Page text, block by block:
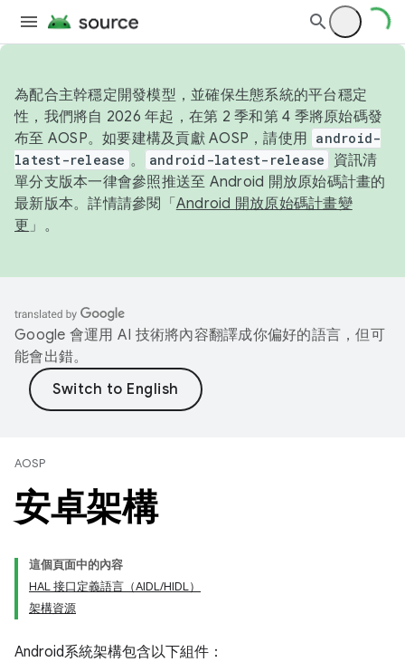
為配合主幹穩定開發模型，並確保生態系統的平台穩定
性，我們將自 2026 年起，在第 2 季和第 4 季將原始碼發
布至 AOSP。如要建構及貢獻 AOSP，請使用 android-
latest-release 。 android-latest-release
資訊清
單分支版本一律會參照推送至 Android 開放原始碼計畫的
最新版本。詳情請參閱「 Android 開放原始碼計畫變
更 」。
Google 會運用 AI 技術將內容翻譯成你偏好的語言，但可
能會出錯。
AOSP
安卓架構
這個頁面中的內容
HAL 接口定義語言（AIDL/HIDL）
架構資源
Android系統架構包含以下組件：